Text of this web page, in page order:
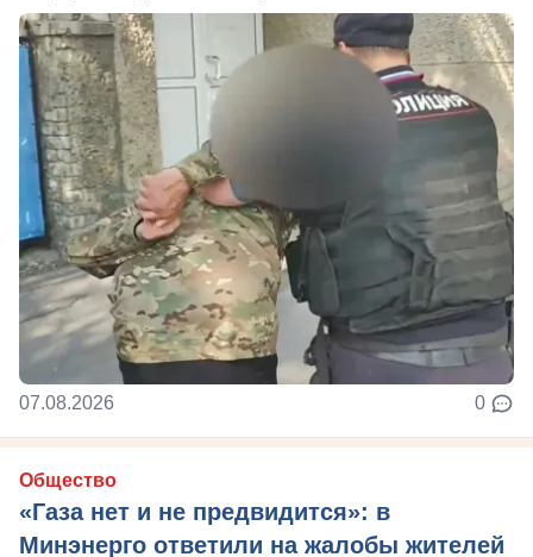
07.08.2026 0
Общество
«Газа нет и не предвидится»: в
Минэнерго ответили на жалобы жителей